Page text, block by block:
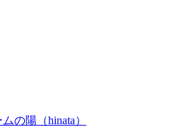
の陽（hinata）